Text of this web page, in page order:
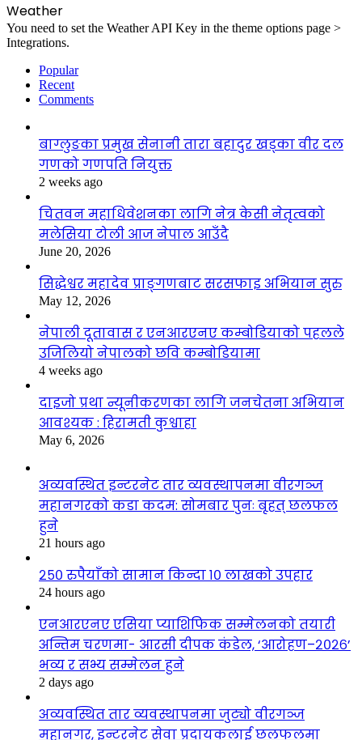
Weather
You need to set the Weather API Key in the theme options page >
Integrations.
Popular
Recent
Comments
बाग्लुङका प्रमुख सेनानी तारा बहादुर खड्का वीर दल
गणको गणपति नियुक्त
2 weeks ago
चितवन महाधिवेशनका लागि नेत्र केसी नेतृत्वको
मलेसिया टोली आज नेपाल आउँदै
June 20, 2026
सिद्धेश्वर महादेव प्राङ्गणबाट सरसफाइ अभियान सुरु
May 12, 2026
नेपाली दूतावास र एनआरएनए कम्बोडियाको पहलले
उजिलियो नेपालको छवि कम्बोडियामा
4 weeks ago
दाइजो प्रथा न्यूनीकरणका लागि जनचेतना अभियान
आवश्यक : हिरामती कुश्वाहा
May 6, 2026
अव्यवस्थित इन्टरनेट तार व्यवस्थापनमा वीरगञ्ज
महानगरको कडा कदम: सोमबार पुनः बृहत् छलफल
हुने
21 hours ago
२५० रुपैयाँको सामान किन्दा १० लाखको उपहार
24 hours ago
एनआरएनए एसिया प्याशिफिक सम्मेलनको तयारी
अन्तिम चरणमा- आरसी दीपक कंडेल, ‘आरोहण–२०२६’
भव्य र सभ्य सम्मेलन हुने
2 days ago
अव्यवस्थित तार व्यवस्थापनमा जुट्यो वीरगञ्ज
महानगर, इन्टरनेट सेवा प्रदायकलाई छलफलमा